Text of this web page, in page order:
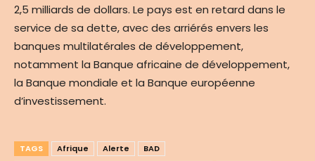
2,5 milliards de dollars. Le pays est en retard dans le
service de sa dette, avec des arriérés envers les
banques multilatérales de développement,
notamment la Banque africaine de développement,
la Banque mondiale et la Banque européenne
d’investissement.
TAGS Afrique Alerte
BAD